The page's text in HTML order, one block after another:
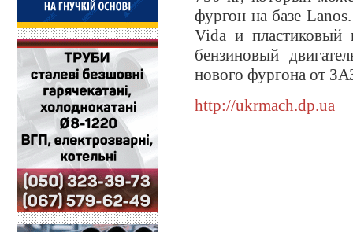
фургон на базе
Vida и пластиковый
бензиновый
нового фургона от
http://ukrmach.dp.ua